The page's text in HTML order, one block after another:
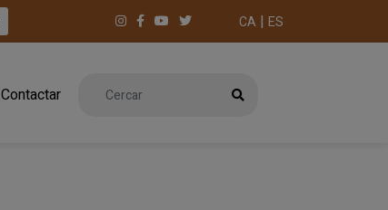
CA | ES
Contactar